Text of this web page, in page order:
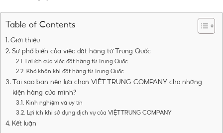
Table of Contents
Giới thiệu
Sự phổ biến của việc đặt hàng từ Trung Quốc
Lợi ích của việc đặt hàng từ Trung Quốc
Khó khăn khi đặt hàng từ Trung Quốc
Tại sao bạn nên lựa chọn VIỆT TRUNG COMPANY cho những
kiện hàng của mình?
Kinh nghiệm và uy tín
Lợi ích khi sử dụng dịch vụ của VIỆT TRUNG COMPANY
Kết luận